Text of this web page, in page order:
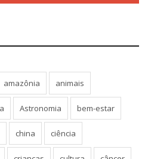
amazônia animais
Astronomia bem-estar
china ciência